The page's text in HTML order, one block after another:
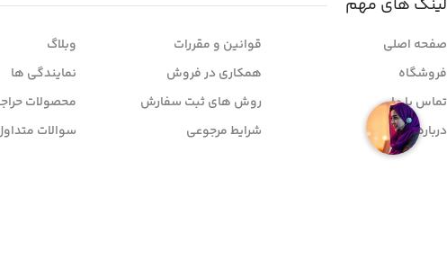
لینک های مهم
صفحه اصلی
فروشگاه
تماس با ما
درباره ما
قوانین و مقررات
همکاری در فروش
روش های ثبت سفارش
شرایط مرجوعی
وبلاگ
نمایندگی ها
محصولات
سوالات